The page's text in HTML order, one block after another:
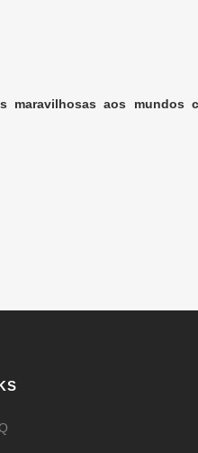
maravilhosas aos mundos